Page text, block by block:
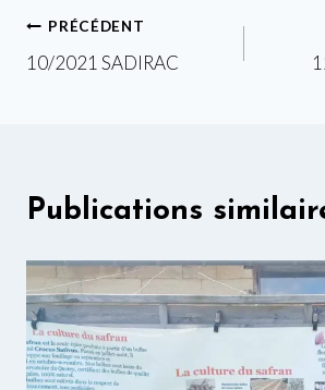
Navigation
de
PRÉCÉDENT
10/2021 SADIRAC
Publications